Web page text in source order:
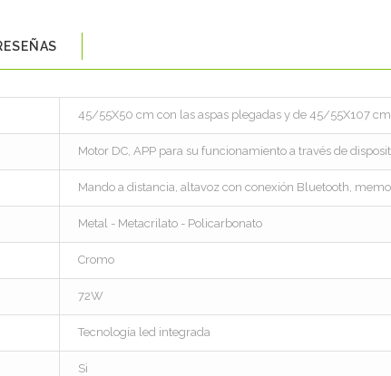
45/55X50 cm con las aspas plegadas y de 45/55X107
Motor DC, APP para su funcionamiento a través de
Mando a distancia, altavoz con conexión Bluetooth,
Metal - Metacrilato - Policarbonato
Cromo
72W
Tecnología led integrada
Si